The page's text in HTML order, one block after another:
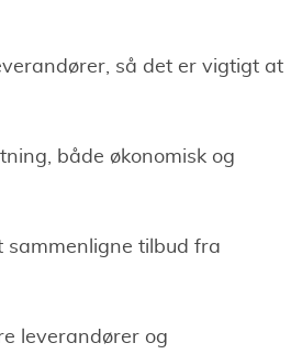
så det er vigtigt at
både økonomisk og
sammenligne tilbud fra
leverandører og